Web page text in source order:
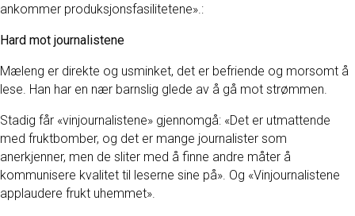
ankommer produksjonsfasilitetene».:
Hard mot journalistene
Mæleng er direkte og usminket, det er befriende og morsomt å
lese. Han har en nær barnslig glede av å gå mot strømmen.
Stadig får «vinjournalistene» gjennomgå: «Det er utmattende
med fruktbomber, og det er mange journalister som
anerkjenner, men de sliter med å finne andre måter å
kommunisere kvalitet til leserne sine på». Og «Vinjournalistene
applaudere frukt uhemmet».